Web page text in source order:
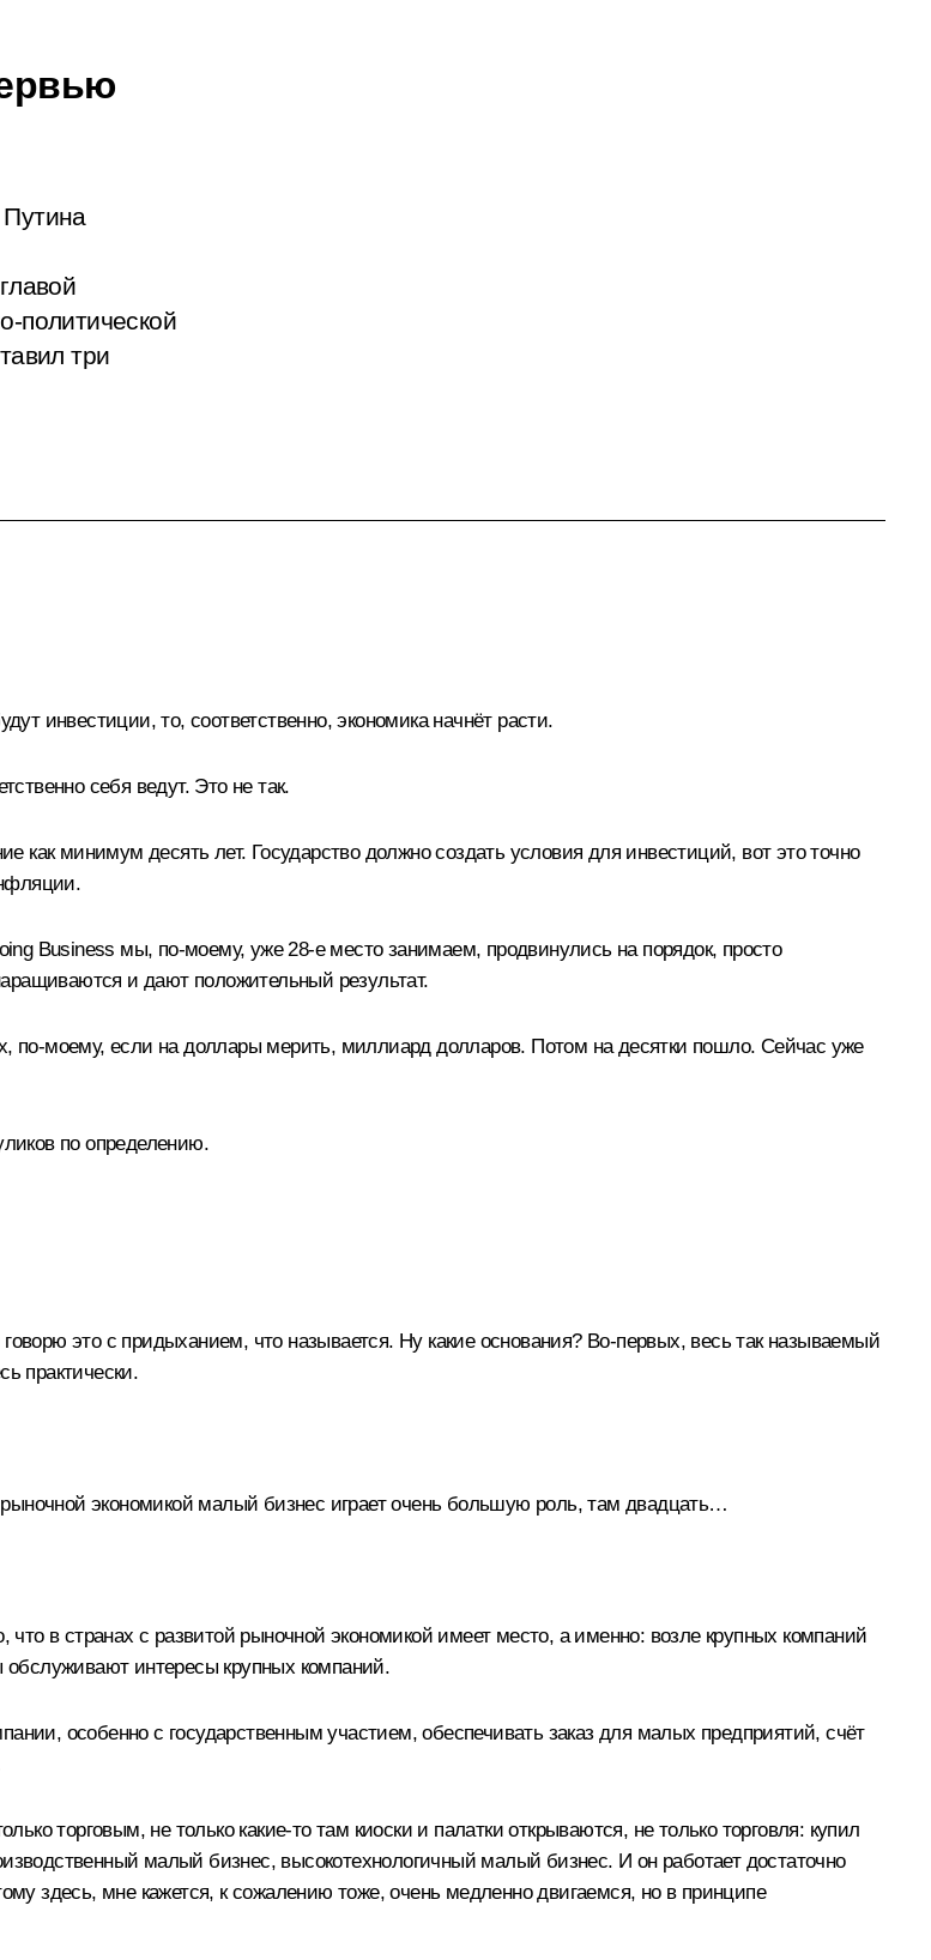
политической
три
инвестиции, то, соответственно, экономика начнёт расти.
себя ведут. Это не так.
минимум десять лет. Государство должно создать условия для инвестиций, вот это точно
Business мы, по‑моему, уже 28‑е место занимаем, продвинулись на порядок, просто
и дают положительный результат.
по‑моему, если на доллары мерить, миллиард долларов. Потом на десятки пошло. Сейчас уже
по определению.
это с придыханием, что называется. Ну какие основания? Во‑первых, весь так называемый
практически.
рыночной экономикой малый бизнес играет очень большую роль, там двадцать…
в странах с развитой рыночной экономикой имеет место, а именно: возле крупных компаний
обслуживают интересы крупных компаний.
особенно с государственным участием, обеспечивать заказ для малых предприятий, счёт
торговым, не только какие‑то там киоски и палатки открываются, не только торговля: купил
малый бизнес, высокотехнологичный малый бизнес. И он работает достаточно
здесь, мне кажется, к сожалению тоже, очень медленно двигаемся, но в принципе